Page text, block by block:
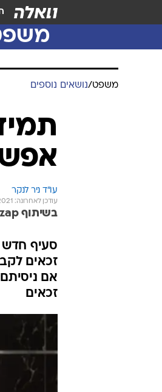
משפט/נושאים נוספים
עו"ד ניר לנקר
עודכן לאחרונה: 16.12.2021 / 10:40
בשיתוף zap משפטי
סעיף חדש
זכאים
אם
זכאים